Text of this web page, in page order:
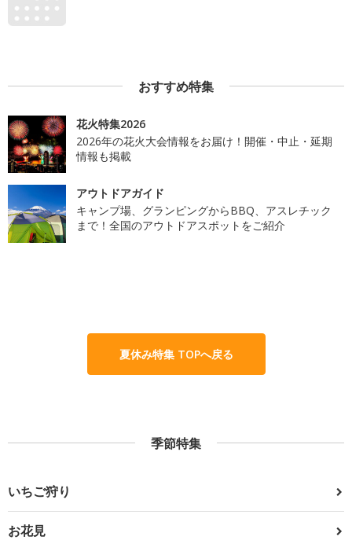
おすすめ特集
花火特集2026
2026年の花火大会情報をお届け！開催・中止・延期
情報も掲載
アウトドアガイド
キャンプ場、グランピングからBBQ、アスレチック
まで！全国のアウトドアスポットをご紹介
夏休み特集 TOPへ戻る
季節特集
いちご狩り
お花見